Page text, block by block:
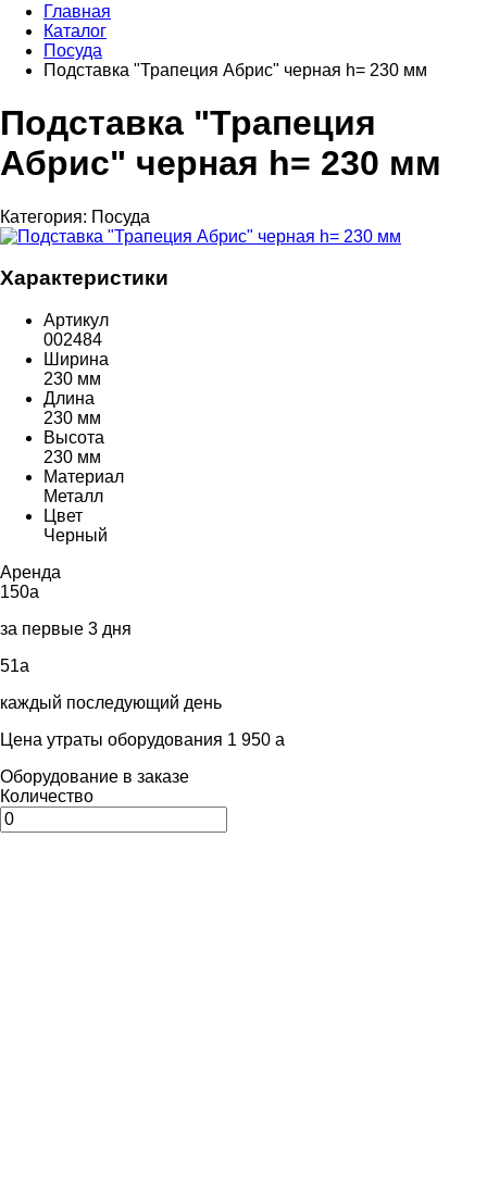
Главная
Каталог
Посуда
Подставка "Трапеция Абрис" черная h= 230 мм
Подставка "Трапеция
Абрис" черная h= 230 мм
Категория: Посуда
Характеристики
Артикул
002484
Ширина
230 мм
Длина
230 мм
Высота
230 мм
Материал
Металл
Цвет
Черный
Аренда
150a
за первые 3 дня
51a
каждый последующий день
Цена утраты оборудования 1 950 a
Оборудование в заказе
Количество